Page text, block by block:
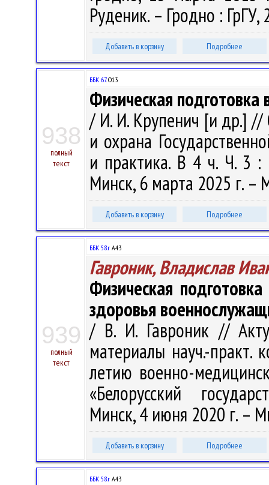
Руденик. – Гродно :
Добавить в корзину Подробнее
938
полный
текст
ББК 67.О13
Физическая подготовка
/ И. И. Крупенич [и др.] //
и охрана
и практика. В 4 ч. Ч. 3 :
Минск, 6 марта 2025 г.
Добавить в корзину Подробнее
939
полный
текст
ББК 58.г А43
Гавроник, Владислав
Физическая
здоровья
/ В. И. Гавроник //
материалы науч.-практ.
летию военно-
«Белорусский
Минск, 4 июня 2020 г. –
Добавить в корзину Подробнее
ББК 58.г А43